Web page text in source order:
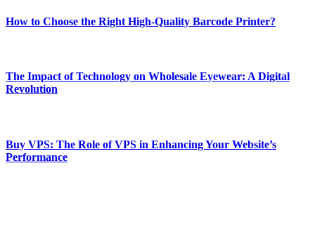
How to Choose the Right High-Quality Barcode Printer?
The Impact of Technology on Wholesale Eyewear: A Digital
Revolution
Buy VPS: The Role of VPS in Enhancing Your Website’s
Performance